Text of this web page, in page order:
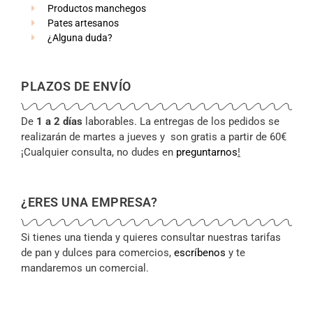
Productos manchegos
Pates artesanos
¿Alguna duda?
PLAZOS DE ENVÍO
De 1 a 2 días laborables. La entregas de los pedidos se
realizarán de martes a jueves y son gratis a partir de 60€
¡Cualquier consulta, no dudes en preguntarnos!
¿ERES UNA EMPRESA?
Si tienes una tienda y quieres consultar nuestras tarifas
de pan y dulces para comercios, escríbenos y te
mandaremos un comercial.